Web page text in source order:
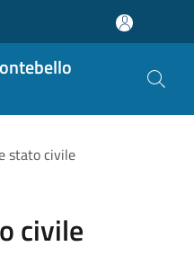
stato civile
civile